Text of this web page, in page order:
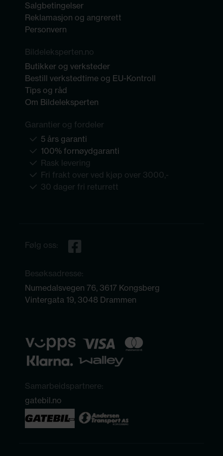
Salgbetingelser
Reklamasjon og angrerett
Personvern
Bildeleksperten.no
Butikker og verksteder
Bestill verkstedtime og EU-Kontroll
Tips og råd
Om Bildeleksperten
Garantier og fordeler
5 års garanti
100% fornøydgaranti
Rask levering
Fri frakt over ved kjøp over 3000,-
30 dager fri returrett
Følg oss:
Besøksadresse:
Numedalsvegen 76, 3617 Kongsberg
Vintergata 19, 3048 Drammen
Samarbeidspartnere:
gatebil.no